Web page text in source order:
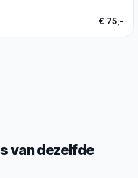
€ 75,-
van dezelfde